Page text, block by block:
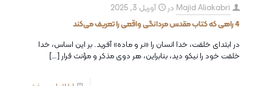
Majid Aliakabri در
آوریل 3, 2025
4 راهی که کتاب مقدس مردانگی واقعی را تعریف می‌کند
در ابتدای خلقت، خدا انسان را «نر و ماده» آفرید. بر این اساس، خدا
خلقت خود را نیکو دید، بنابراین، هر دوی مذکر و مؤنث قرار[…]